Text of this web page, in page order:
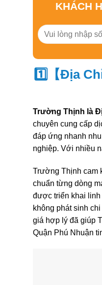
KHÁCH
1️⃣【Địa
Trường Thịnh là
chuyên cung cấp
đáp ứng nhanh
nghiệp. Với nhiều
Trường Thịnh cam
chuẩn từng dòng
được triển khai
không phát sinh
giá hợp lý đã giúp
Quận Phú Nhuận